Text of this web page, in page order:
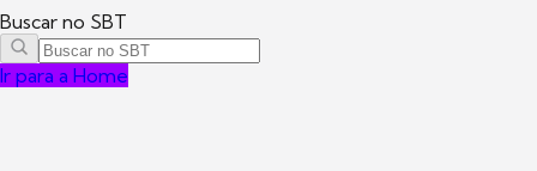
Buscar no SBT
Ir para a Home